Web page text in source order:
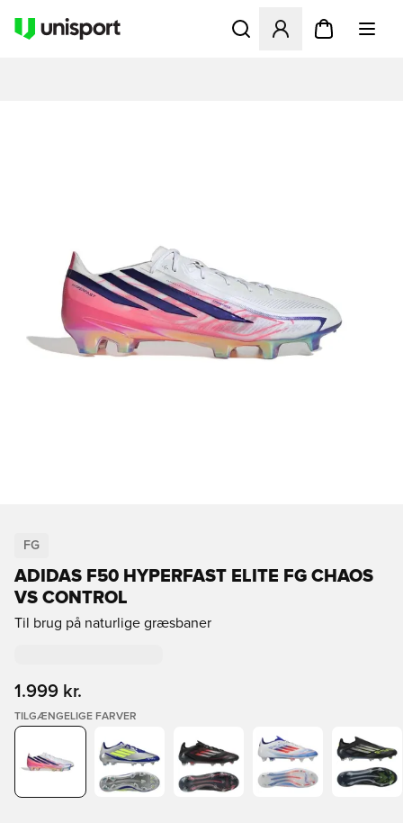
Åbner en Modal til at
FG
ADIDAS F50 HYPERFAST ELITE FG CHAOS
VS CONTROL
Til brug på naturlige græsbaner
1.999 kr.
TILGÆNGELIGE FARVER